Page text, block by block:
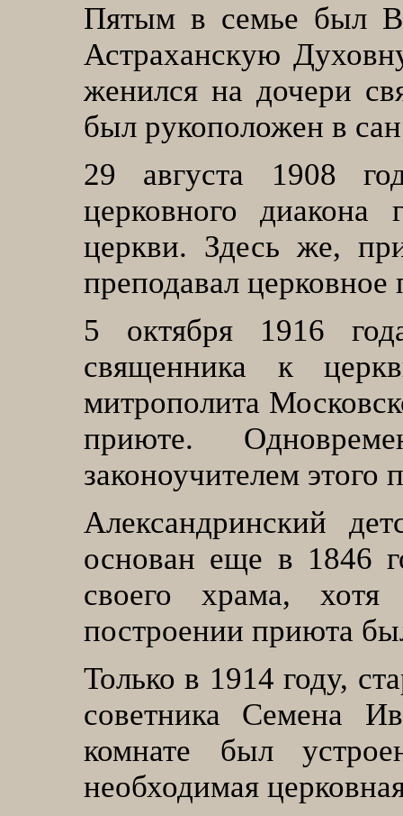
Пятым в семье был
Астраханскую
женился на дочери
был рукоположен в
29 августа 1908
церковного диакона
церкви. Здесь же,
преподавал церковное
5 октября 1916
священника к
митрополита
приюте.
законоучителем этого
Александринский
основан еще в 1846
своего храма,
построении приюта
Только в 1914 году,
советника Семена
комнате был
необходимая